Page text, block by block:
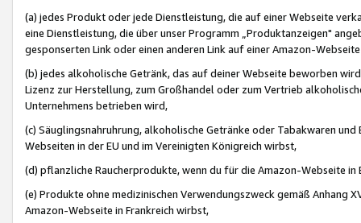
(a) jedes Produkt oder jede Dienstleistung, die auf einer Webseite
eine Dienstleistung, die über unser Programm „Produktanzeigen"
gesponserten Link oder einen anderen Link auf einer Amazon-
(b) jedes alkoholische Getränk, das auf deiner Webseite beworben
Lizenz zur Herstellung, zum Großhandel oder zum Vertrieb
Unternehmens betrieben wird,
(c) Säuglingsnahruhrung, alkoholische Getränke oder Tabakwaren
Webseiten in der EU und im Vereinigten Königreich wirbst,
(d) pflanzliche Raucherprodukte, wenn du für die Amazon-Webseite in
(e) Produkte ohne medizinischen Verwendungszweck gemäß Anhang
Amazon-Webseite in Frankreich wirbst,